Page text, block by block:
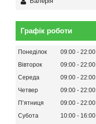
Графік роботи
Понеділок 09:00
22:00
Вівторок
09:00
22:00
Середа
09:00
22:00
Четвер
09:00
22:00
Пʼятниця
09:00
22:00
Субота
10:00
16:00